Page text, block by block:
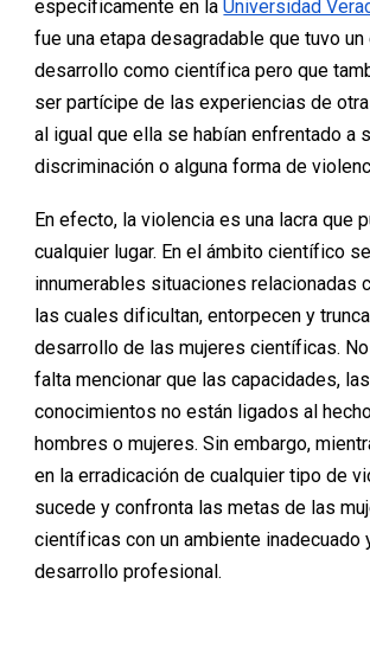
específicamente en la Universidad
fue una etapa desagradable que tuvo
desarrollo como científica pero que
ser partícipe de las experiencias de
al igual que ella se habían enfrentado a
discriminación o alguna forma de
En efecto, la violencia es una lacra que
cualquier lugar. En el ámbito científico
innumerables situaciones relacionadas
las cuales dificultan, entorpecen y
desarrollo de las mujeres científicas.
falta mencionar que las capacidades,
conocimientos no están ligados al
hombres o mujeres. Sin embargo,
en la erradicación de cualquier tipo de
sucede y confronta las metas de las
científicas con un ambiente inadecuado
desarrollo profesional.